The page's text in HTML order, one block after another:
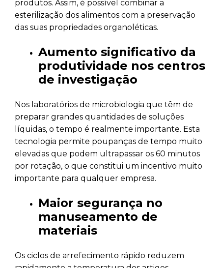
produtos. Assim, é possível combinar a
esterilização dos alimentos com a preservação
das suas propriedades organoléticas.
Aumento significativo da
produtividade nos centros
de investigação
Nos laboratórios de microbiologia que têm de
preparar grandes quantidades de soluções
líquidas, o tempo é realmente importante. Esta
tecnologia permite poupanças de tempo muito
elevadas que podem ultrapassar os 60 minutos
por rotação, o que constitui um incentivo muito
importante para qualquer empresa.
Maior segurança no
manuseamento de
materiais
Os ciclos de arrefecimento rápido reduzem